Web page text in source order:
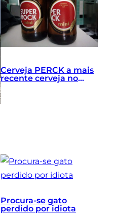
Cerveja PERCK a mais
recente cerveja no
Procura-se gato
perdido por idiota